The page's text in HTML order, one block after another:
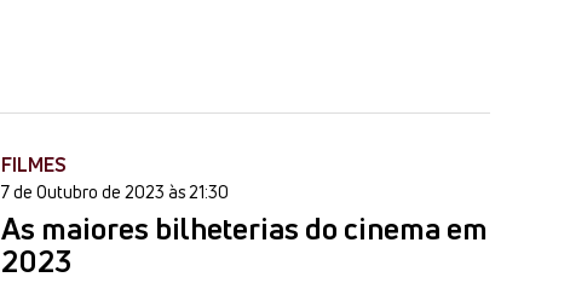
FILMES
7 de Outubro de 2023 às 21:30
As maiores bilheterias do cinema em
2023